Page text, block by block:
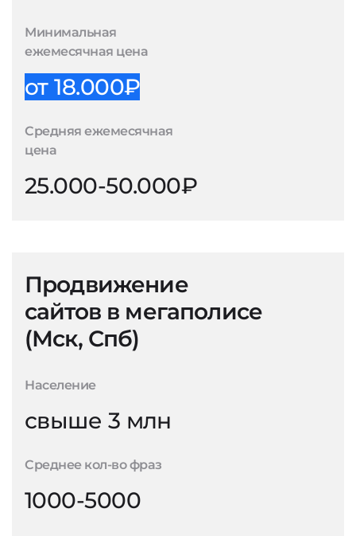
Минимальная
ежемесячная цена
от 18.000₽
Средняя ежемесячная
цена
25.000-50.000₽
Продвижение
сайтов в мегаполисе
(Мск, Спб)
Население
свыше 3 млн
Среднее кол-во фраз
1000-5000